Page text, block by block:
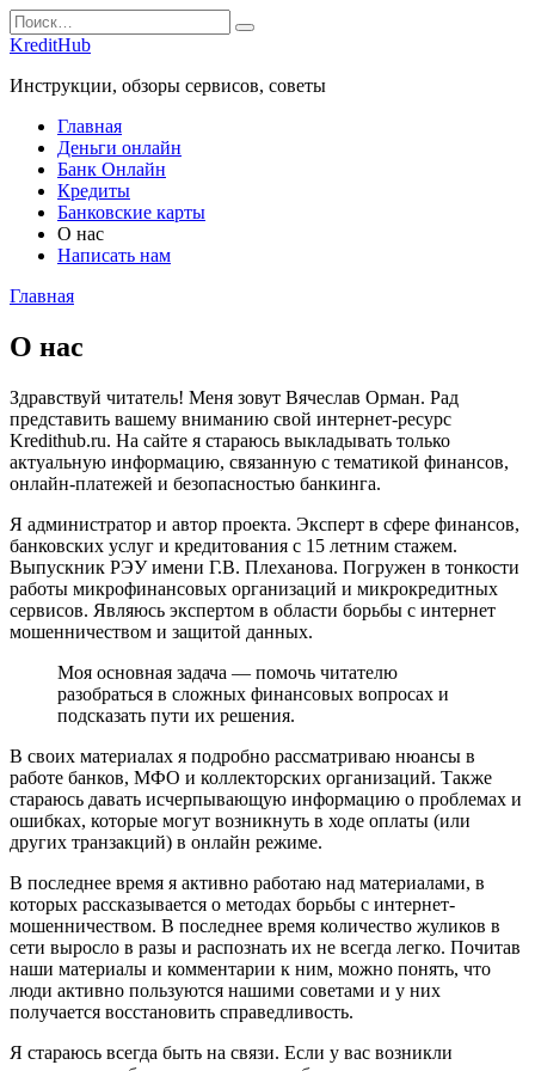
Перейти
к
Search
for:
KreditHub
Инструкции, обзоры сервисов, советы
Главная
Деньги онлайн
Банк Онлайн
Кредиты
Банковские карты
О нас
Написать нам
Главная
О нас
Здравствуй читатель! Меня зовут Вячеслав Орман. Рад
представить вашему вниманию свой интернет-ресурс
Kredithub.ru. На сайте я стараюсь выкладывать только
актуальную информацию, связанную с тематикой финансов,
онлайн-платежей и безопасностью банкинга.
Я администратор и автор проекта. Эксперт в сфере финансов,
банковских услуг и кредитования с 15 летним стажем.
Выпускник РЭУ имени Г.В. Плеханова. Погружен в тонкости
работы микрофинансовых организаций и микрокредитных
сервисов. Являюсь экспертом в области борьбы с интернет
мошенничеством и защитой данных.
Моя основная задача — помочь читателю
разобраться в сложных финансовых вопросах и
подсказать пути их решения.
В своих материалах я подробно рассматриваю нюансы в
работе банков, МФО и коллекторских организаций. Также
стараюсь давать исчерпывающую информацию о проблемах и
ошибках, которые могут возникнуть в ходе оплаты (или
других транзакций) в онлайн режиме.
В последнее время я активно работаю над материалами, в
которых рассказывается о методах борьбы с интернет-
мошенничеством. В последнее время количество жуликов в
сети выросло в разы и распознать их не всегда легко. Почитав
наши материалы и комментарии к ним, можно понять, что
люди активно пользуются нашими советами и у них
получается восстановить справедливость.
Я стараюсь всегда быть на связи. Если у вас возникли